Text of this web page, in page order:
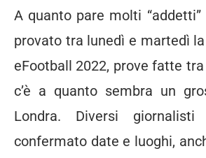
A quanto pare molti
provato tra lunedì e martedì
eFootball 2022, prove fatte
c’è a quanto sembra un
Londra. Diversi
confermato date e luoghi,